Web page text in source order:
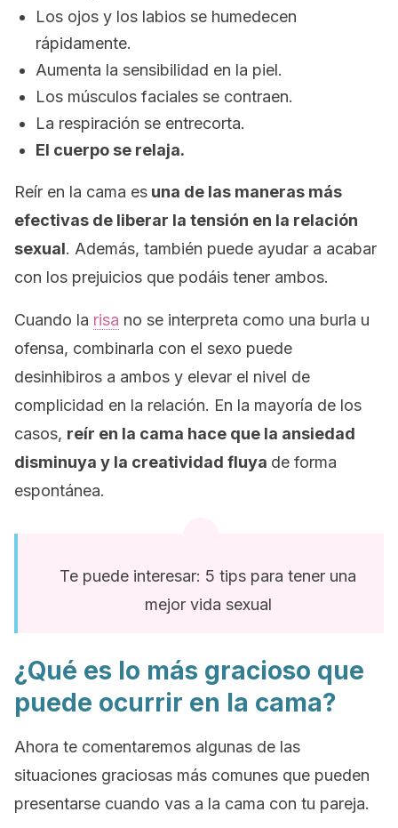
Los ojos y los labios se humedecen
rápidamente.
Aumenta la sensibilidad en la piel.
Los músculos faciales se contraen.
La respiración se entrecorta.
El cuerpo se relaja.
Reír en la cama es una de las maneras más
efectivas de liberar la tensión en la relación
sexual. Además, también puede ayudar a acabar
con los prejuicios que podáis tener ambos.
Cuando la risa no se interpreta como una burla u
ofensa, combinarla con el sexo puede
desinhibiros a ambos y elevar el nivel de
complicidad en la relación. En la mayoría de los
casos, reír en la cama hace que la ansiedad
disminuya y la creatividad fluya de forma
espontánea.
Te puede interesar: 5 tips para tener una
mejor vida sexual
¿Qué es lo más gracioso que
puede ocurrir en la cama?
Ahora te comentaremos algunas de las
situaciones graciosas más comunes que pueden
presentarse cuando vas a la cama con tu pareja.